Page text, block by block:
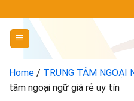
đến
dung
Home / TRUNG TÂM NGOẠI
tâm ngoại ngữ giá rẻ uy tín